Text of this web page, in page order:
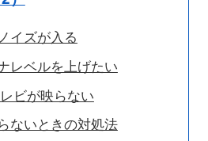
イズが入る
レベルを上げたい
ビが映らない
ないときの対処法